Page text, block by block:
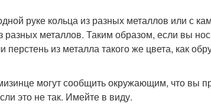
руке кольца из разных металлов или с
разных металлов. Таким образом, если вы
из металла такого же цвета, как
могут сообщить окружающим, что вы
это не так. Имейте в виду.